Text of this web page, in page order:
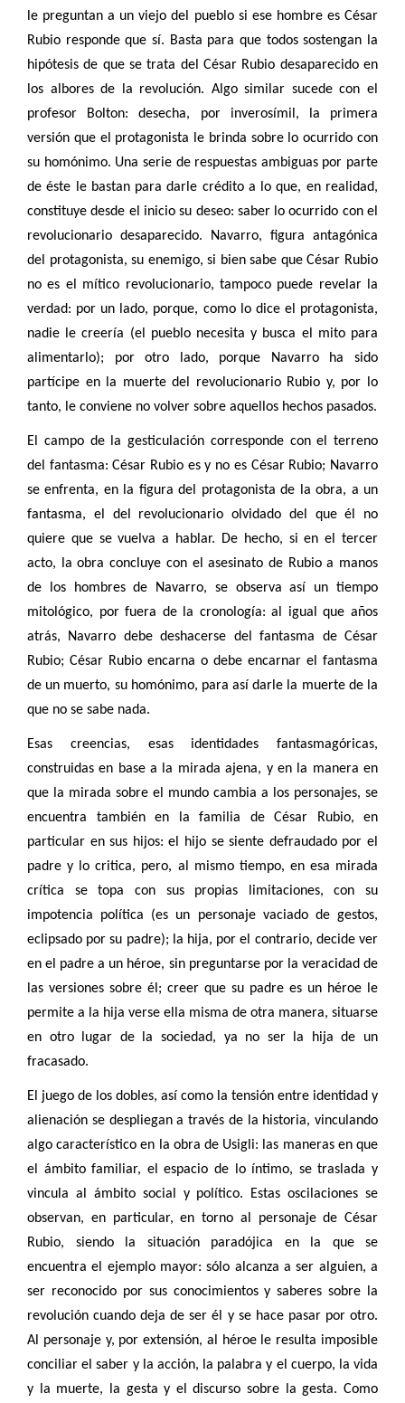
le preguntan a un viejo del pueblo si ese hombre es César
Rubio responde que sí. Basta para que todos sostengan la
hipótesis de que se trata del César Rubio desaparecido en
los albores de la revolución. Algo similar sucede con el
profesor Bolton: desecha, por inverosímil, la primera
versión que el protagonista le brinda sobre lo ocurrido con
su homónimo. Una serie de respuestas ambiguas por parte
de éste le bastan para darle crédito a lo que, en realidad,
constituye desde el inicio su deseo: saber lo ocurrido con el
revolucionario desaparecido. Navarro, figura antagónica
del protagonista, su enemigo, si bien sabe que César Rubio
no es el mítico revolucionario, tampoco puede revelar la
verdad: por un lado, porque, como lo dice el protagonista,
nadie le creería (el pueblo necesita y busca el mito para
alimentarlo); por otro lado, porque Navarro ha sido
partícipe en la muerte del revolucionario Rubio y, por lo
tanto, le conviene no volver sobre aquellos hechos pasados.
El campo de la gesticulación corresponde con el terreno
del fantasma: César Rubio es y no es César Rubio; Navarro
se enfrenta, en la figura del protagonista de la obra, a un
fantasma, el del revolucionario olvidado del que él no
quiere que se vuelva a hablar. De hecho, si en el tercer
acto, la obra concluye con el asesinato de Rubio a manos
de los hombres de Navarro, se observa así un tiempo
mitológico, por fuera de la cronología: al igual que años
atrás, Navarro debe deshacerse del fantasma de César
Rubio; César Rubio encarna o debe encarnar el fantasma
de un muerto, su homónimo, para así darle la muerte de la
que no se sabe nada.
Esas creencias, esas identidades fantasmagóricas,
construidas en base a la mirada ajena, y en la manera en
que la mirada sobre el mundo cambia a los personajes, se
encuentra también en la familia de César Rubio, en
particular en sus hijos: el hijo se siente defraudado por el
padre y lo critica, pero, al mismo tiempo, en esa mirada
crítica se topa con sus propias limitaciones, con su
impotencia política (es un personaje vaciado de gestos,
eclipsado por su padre); la hija, por el contrario, decide ver
en el padre a un héroe, sin preguntarse por la veracidad de
las versiones sobre él; creer que su padre es un héroe le
permite a la hija verse ella misma de otra manera, situarse
en otro lugar de la sociedad, ya no ser la hija de un
fracasado.
El juego de los dobles, así como la tensión entre identidad y
alienación se despliegan a través de la historia, vinculando
algo característico en la obra de Usigli: las maneras en que
el ámbito familiar, el espacio de lo íntimo, se traslada y
vincula al ámbito social y político. Estas oscilaciones se
observan, en particular, en torno al personaje de César
Rubio, siendo la situación paradójica en la que se
encuentra el ejemplo mayor: sólo alcanza a ser alguien, a
ser reconocido por sus conocimientos y saberes sobre la
revolución cuando deja de ser él y se hace pasar por otro.
Al personaje y, por extensión, al héroe le resulta imposible
conciliar el saber y la acción, la palabra y el cuerpo, la vida
y la muerte, la gesta y el discurso sobre la gesta. Como